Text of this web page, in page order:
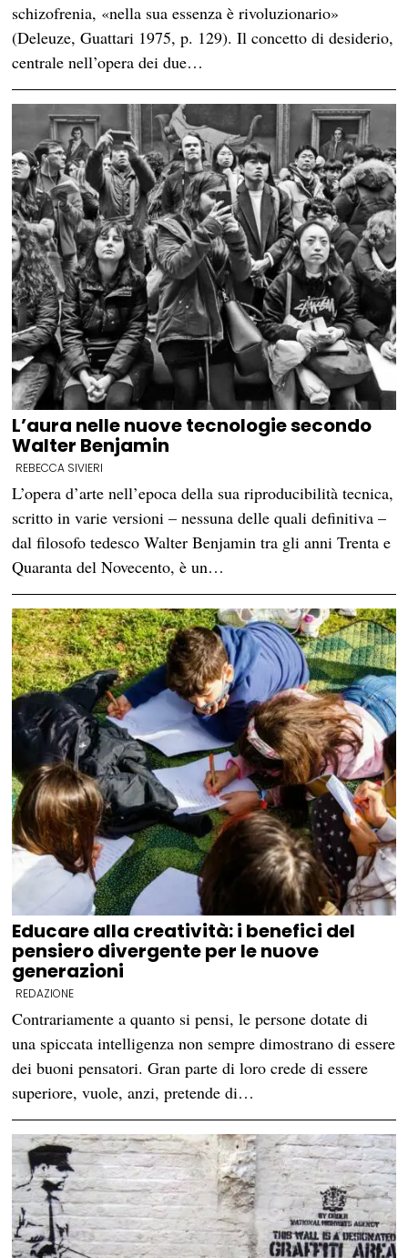
schizofrenia, «nella sua essenza è rivoluzionario»
(Deleuze, Guattari 1975, p. 129). Il concetto di desiderio,
centrale nell’opera dei due…
L’aura nelle nuove tecnologie secondo
Walter Benjamin
REBECCA SIVIERI
L’opera d’arte nell’epoca della sua riproducibilità tecnica,
scritto in varie versioni – nessuna delle quali definitiva –
dal filosofo tedesco Walter Benjamin tra gli anni Trenta e
Quaranta del Novecento, è un…
Educare alla creatività: i benefici del
pensiero divergente per le nuove
generazioni
REDAZIONE
Contrariamente a quanto si pensi, le persone dotate di
una spiccata intelligenza non sempre dimostrano di essere
dei buoni pensatori. Gran parte di loro crede di essere
superiore, vuole, anzi, pretende di…